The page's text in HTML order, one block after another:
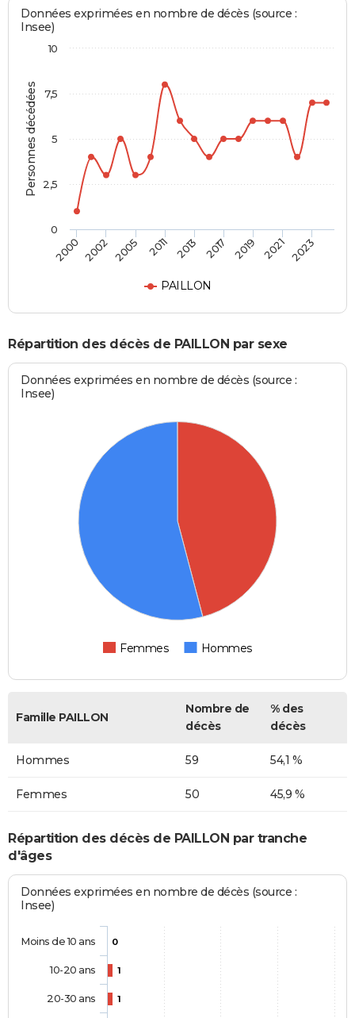
Personnes décédées
Données exprimées en nombre de décès (source :
Insee)
PAILLON
2000 2002 2005 2011 2013 2017 2019 2021 2023
0
10
2,5
5
7,5
Répartition des décès de PAILLON par sexe
Données exprimées en nombre de décès (source :
Insee)
Femmes Hommes
Famille PAILLON
Nombre de
décès
% des
décès
Hommes 59 54,1 %
Femmes 50 45,9 %
Répartition des décès de PAILLON par tranche
d'âges
Données exprimées en nombre de décès (source :
Insee)
0
1
1
Moins de 10 ans
10-20 ans
20-30 ans